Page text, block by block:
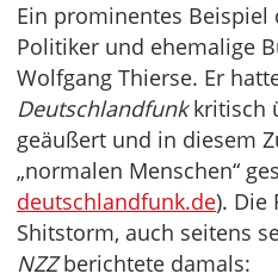
Ein prominentes Beispiel
Politiker und ehemalige
Wolfgang Thierse. Er
Deutschlandfunkkritisch
geäußert und in diesem
„normalen Menschen“
deutschlandfunk.de). Die
Shitstorm, auch seitens
NZZberichtete damals: